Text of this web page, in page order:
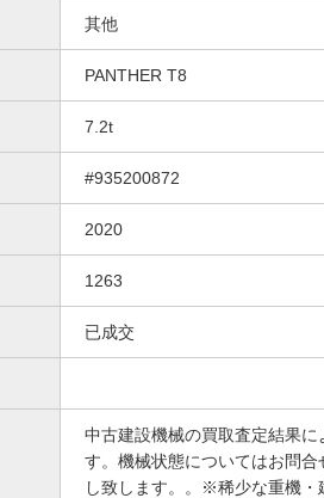
其他
PANTHER T8
7.2t
#935200872
2020
1263
已成交
中古建設機械の買取査定結果
す。機械状態についてはお問
し致します。。※稀少な重機・